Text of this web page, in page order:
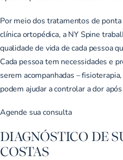
Por meio dos tratamentos de
clínica ortopédica, a NY Spine
qualidade de vida de cada pessoa
Cada pessoa tem necessidades e
serem acompanhadas –
podem ajudar a controlar a dor
Agende sua consulta
DIAGNÓSTICO DE
COSTAS